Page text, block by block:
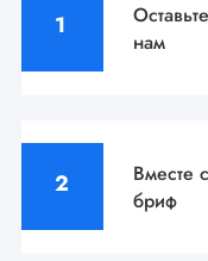
нам
Вместе
бриф